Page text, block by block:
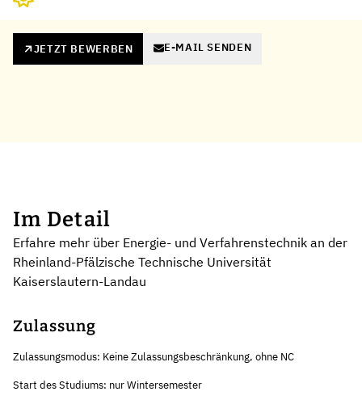
JETZT BEWERBEN E-MAIL SENDEN
Im Detail
Erfahre mehr über Energie- und Verfahrenstechnik an der
Rheinland-Pfälzische Technische Universität
Kaiserslautern-Landau
Zulassung
Zulassungsmodus: Keine Zulassungsbeschränkung, ohne NC
Start des Studiums: nur Wintersemester